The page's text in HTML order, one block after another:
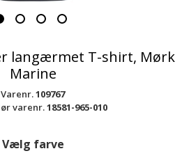
langærmet T-shirt, Mørk
Marine
Varenr.109767
varenr.18581-965-010
Vælg farve